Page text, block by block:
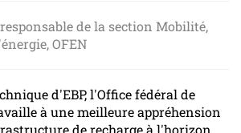
de la section Mobilité,
OFEN
d'EBP, l'Office fédéral de
à une meilleure appréhension